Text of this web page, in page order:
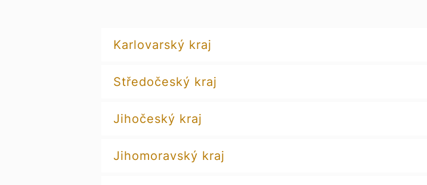
Karlovarský kraj
Středočeský kraj
Jihočeský kraj
Jihomoravský kraj